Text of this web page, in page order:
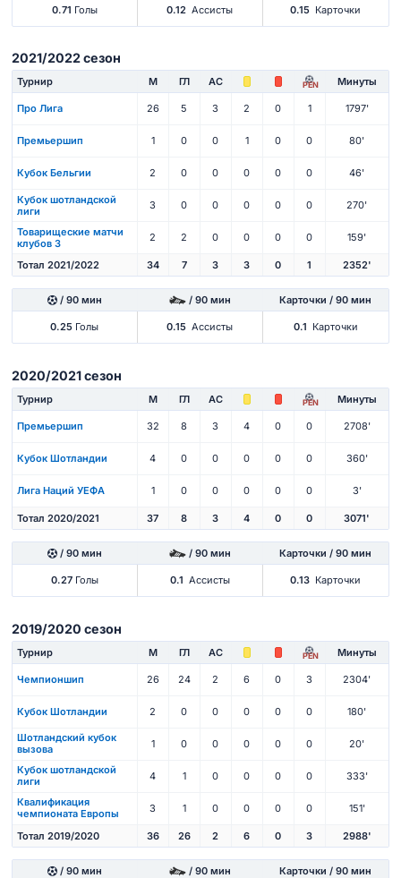
0.71 Голы 0.12 Ассисты 0.15 Карточки
2021/2022 сезон
Турнир М ГЛ АС PEN Минуты
Про Лига 26 5 3 2 0 1 1797'
Премьершип 1 0 0 1 0 0 80'
Кубок Бельгии 2 0 0 0 0 0 46'
Кубок шотландской
лиги
3 0 0 0 0 0 270'
Товарищеские матчи
клубов 3
2 2 0 0 0 0 159'
Тотал 2021/2022 34 7 3 3 0 1 2352'
/ 90 мин / 90 мин Карточки / 90 мин
0.25 Голы 0.15 Ассисты 0.1 Карточки
2020/2021 сезон
Турнир М ГЛ АС PEN Минуты
Премьершип 32 8 3 4 0 0 2708'
Кубок Шотландии 4 0 0 0 0 0 360'
Лига Наций УЕФА 1 0 0 0 0 0 3'
Тотал 2020/2021 37 8 3 4 0 0 3071'
/ 90 мин / 90 мин Карточки / 90 мин
0.27Голы 0.1 Ассисты 0.13 Карточки
2019/2020 сезон
Турнир М ГЛ АС PEN Минуты
Чемпионшип 26 24 2 6 0 3 2304'
Кубок Шотландии 2 0 0 0 0 0 180'
Шотландский кубок
вызова
1 0 0 0 0 0 20'
Кубок шотландской
лиги
4 1 0 0 0 0 333'
Квалификация
чемпионата Европы
3 1 0 0 0 0 151'
Тотал 2019/2020 36 26 2 6 0 3 2988'
/ 90 мин / 90 мин Карточки / 90 мин